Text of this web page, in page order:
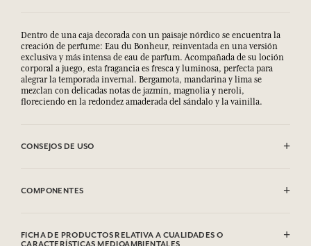
Dentro de una caja decorada con un paisaje nórdico se encuentra la
creación de perfume: Eau du Bonheur, reinventada en una versión
exclusiva y más intensa de eau de parfum. Acompañada de su loción
corporal a juego, esta fragancia es fresca y luminosa, perfecta para
alegrar la temporada invernal. Bergamota, mandarina y lima se
mezclan con delicadas notas de jazmín, magnolia y neroli,
floreciendo en la redondez amaderada del sándalo y la vainilla.
CONSEJOS DE USO
COMPONENTES
Geraniol, Hexyl Cinnamal, Hydroxycitronellal, Limonene,
Citronellol, Linalool, Alpha Isomethyl Ionone, Citral, Eugenol
FICHA DE PRODUCTOS RELATIVA A CUALIDADES O